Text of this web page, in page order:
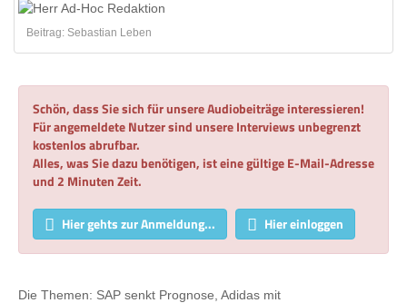
Beitrag: Sebastian Leben
Schön, dass Sie sich für unsere Audiobeiträge interessieren!
Für angemeldete Nutzer sind unsere Interviews unbegrenzt
kostenlos abrufbar.
Alles, was Sie dazu benötigen, ist eine gültige E-Mail-Adresse
und 2 Minuten Zeit.
Hier gehts zur Anmeldung... Hier einloggen
Die Themen: SAP senkt Prognose, Adidas mit